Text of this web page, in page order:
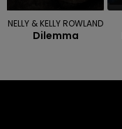
NELLY & KELLY ROWLAND
Dilemma